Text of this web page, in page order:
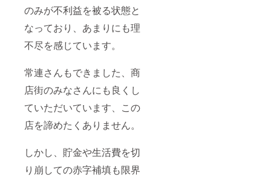
のみが不利益を被る状態と
なっており、あまりにも理
不尽を感じています。
常連さんもできました、商
店街のみなさんにも良くし
ていただいています、この
店を諦めたくありません。
しかし、貯金や生活費を切
り崩しての赤字補填も限界